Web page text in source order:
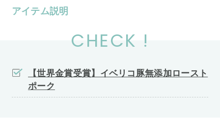
アイテム説明
CHECK !
【世界金賞受賞】イベリコ豚無添加ロースト
ポーク